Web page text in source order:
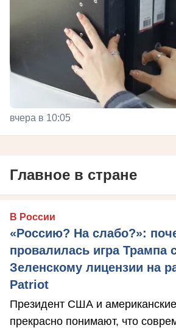
вчера в 10:05
Главное в стране
В России
«Россию? На слабо?»:
провалилась игра Трампа
Зеленскому лицензии на
Patriot
Президент США и
прекрасно понимают, что